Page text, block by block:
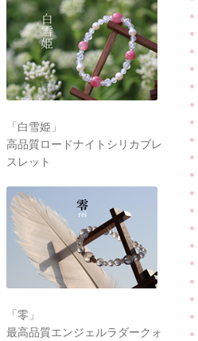
「白雪姫」
高品質ロードナイトシリカブレ
スレット
「零」
最高品質エンジェルラダークォ